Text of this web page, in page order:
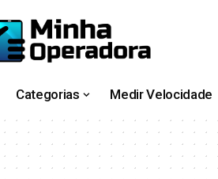
Categorias Medir Velocidade